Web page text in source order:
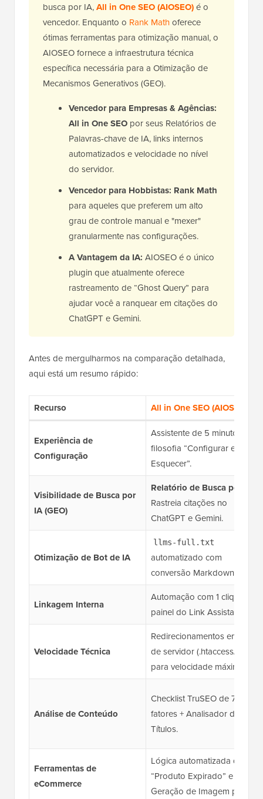
busca por IA,All in One SEO (AIOSEO)é o
vencedor. Enquanto o Rank Mathoferece
ótimas ferramentas para otimização manual, o
AIOSEO fornece a infraestrutura técnica
específica necessária para a Otimização de
Mecanismos Generativos (GEO).
Vencedor para Empresas & Agências:
All in One SEO por seus Relatórios de
Palavras-chave de IA, links internos
automatizados e velocidade no nível
do servidor.
Vencedor para Hobbistas: Rank Math
para aqueles que preferem um alto
grau de controle manual e "mexer"
granularmente nas configurações.
A Vantagem da IA: AIOSEO é o único
plugin que atualmente oferece
rastreamento de “Ghost Query” para
ajudar você a ranquear em citações do
ChatGPT e Gemini.
Antes de mergulharmos na comparação detalhada,
aqui está um resumo rápido:
Recurso All in One SEO (AIOSEO)
Experiência de
Configuração
Assistente de 5 minutos;
filosofia “Configurar e
Esquecer”.
Visibilidade de Busca por
IA (GEO)
Relatório de Busca por IA:
Rastreia citações no
ChatGPT e Gemini.
Otimização de Bot de IA
llms-full.txt
automatizado com
conversão Markdown.
Linkagem Interna
Automação com 1 clique via
painel do Link Assistant.
Velocidade Técnica
Redirecionamentos em nível
de servidor (.htaccess/nginx)
para velocidade máxima.
Análise de Conteúdo
Checklist TruSEO de 70
fatores + Analisador de
Títulos.
Ferramentas de
eCommerce
Lógica automatizada de
“Produto Expirado” e
Geração de Imagem por IA.